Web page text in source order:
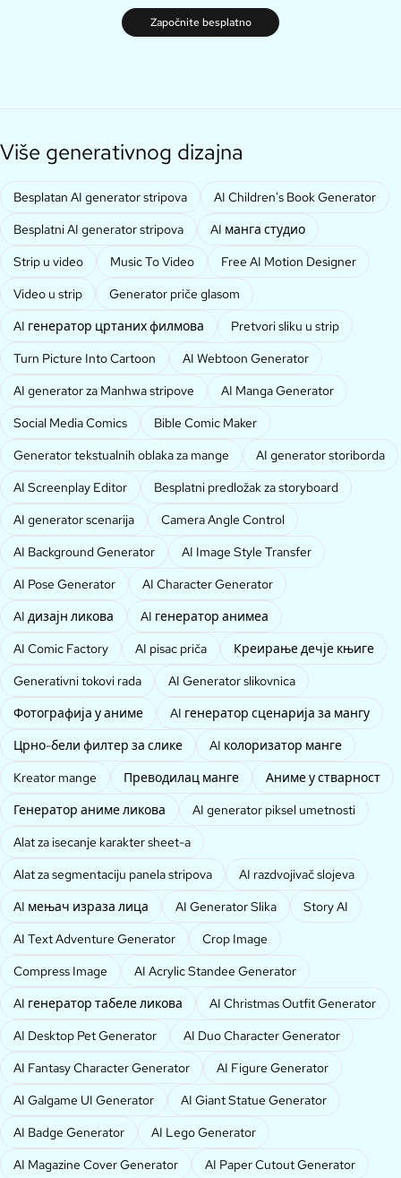
Započnite besplatno
Više generativnog dizajna
Besplatan AI generator stripova
AI Children's Book Generator
Besplatni AI generator stripova
AI манга студио
Strip u video
Music To Video
Free AI Motion Designer
Video u strip
Generator priče glasom
AI генератор цртаних филмова
Pretvori sliku u strip
Turn Picture Into Cartoon
AI Webtoon Generator
AI generator za Manhwa stripove
AI Manga Generator
Social Media Comics
Bible Comic Maker
Generator tekstualnih oblaka za mange
AI generator storiborda
AI Screenplay Editor
Besplatni predložak za storyboard
AI generator scenarija
Camera Angle Control
AI Background Generator
AI Image Style Transfer
AI Pose Generator
AI Character Generator
AI дизајн ликова
AI генератор анимеа
AI Comic Factory
AI pisac priča
Креирање дечје књиге
Generativni tokovi rada
AI Generator slikovnica
Фотографија у аниме
AI генератор сценарија за мангу
Црно-бели филтер за слике
AI колоризатор манге
Kreator mange
Преводилац манге
Аниме у стварност
Генератор аниме ликова
AI generator piksel umetnosti
Alat za isecanje karakter sheet-a
Alat za segmentaciju panela stripova
AI razdvojivač slojeva
AI мењач израза лица
AI Generator Slika
Story AI
AI Text Adventure Generator
Crop Image
Compress Image
AI Acrylic Standee Generator
AI генератор табеле ликова
AI Christmas Outfit Generator
AI Desktop Pet Generator
AI Duo Character Generator
AI Fantasy Character Generator
AI Figure Generator
AI Galgame UI Generator
AI Giant Statue Generator
AI Badge Generator
AI Lego Generator
AI Magazine Cover Generator
AI Paper Cutout Generator